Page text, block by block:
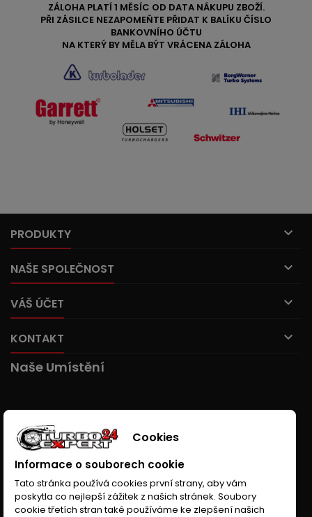
ZÁLOHA PLATÍ 1 MĚSÍC OD DATA NÁKUPU ZBOŽÍ.
PŘI ZÁSILCE NEZAPOMEŇTE PŘIDAT K BALÍKU ČÍSLO
BANKOVNÍHO ÚČTU
NA KTERÝ BY MĚLA BÝT VRÁCENA ZÁLOHA
PRODUKTY 
NAŠE SPOLEČNOST 
VÁŠ ÚČET 
KONTAKT 
Naše Umístění
Cookies
Informace o souborech cookie
Tato stránka používá cookies první strany, aby vám
poskytla co nejlepší zážitek z našich stránek. Soubory
cookie třetích stran také používáme ke zlepšení našich